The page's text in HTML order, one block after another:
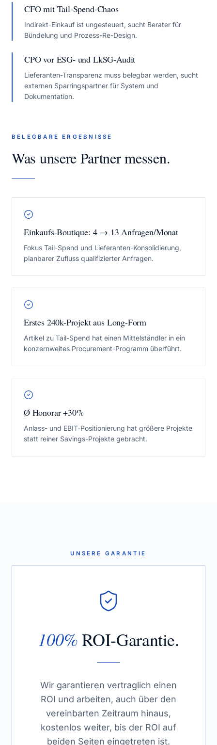
CFO mit Tail-Spend-Chaos
Indirekt-Einkauf ist ungesteuert, sucht Berater für
Bündelung und Prozess-Re-Design.
CPO vor ESG- und LkSG-Audit
Lieferanten-Transparenz muss belegbar werden, sucht
externen Sparringspartner für System und
Dokumentation.
BELEGBARE ERGEBNISSE
Was unsere Partner messen.
Einkaufs-Boutique: 4 → 13 Anfragen/Monat
Fokus Tail-Spend und Lieferanten-Konsolidierung,
planbarer Zufluss qualifizierter Anfragen.
Erstes 240k-Projekt aus Long-Form
Artikel zu Tail-Spend hat einen Mittelständler in ein
konzernweites Procurement-Programm überführt.
Ø Honorar +30%
Anlass- und EBIT-Positionierung hat größere Projekte
statt reiner Savings-Projekte gebracht.
UNSERE GARANTIE
100%ROI-Garantie.
Wir garantieren vertraglich einen
ROI und arbeiten, auch über den
vereinbarten Zeitraum hinaus,
kostenlos weiter, bis der ROI auf
beiden Seiten eingetreten ist.